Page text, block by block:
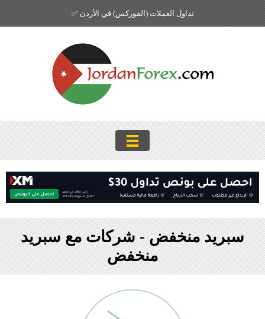
تداول العملات (الفوركس) في الأردن ✅
سبريد منخفض - شركات مع سبريد
منخفض